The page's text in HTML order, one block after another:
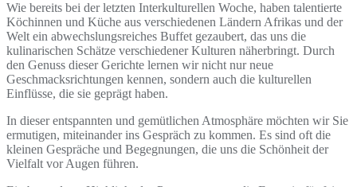
Wie bereits bei der letzten Interkulturellen Woche, haben talentierte
Köchinnen und Küche aus verschiedenen Ländern Afrikas und der
Welt ein abwechslungsreiches Buffet gezaubert, das uns die
kulinarischen Schätze verschiedener Kulturen näherbringt. Durch
den Genuss dieser Gerichte lernen wir nicht nur neue
Geschmacksrichtungen kennen, sondern auch die kulturellen
Einflüsse, die sie geprägt haben.
In dieser entspannten und gemütlichen Atmosphäre möchten wir Sie
ermutigen, miteinander ins Gespräch zu kommen. Es sind oft die
kleinen Gespräche und Begegnungen, die uns die Schönheit der
Vielfalt vor Augen führen.